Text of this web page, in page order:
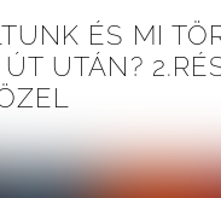
ÉS MI
UTÁN?